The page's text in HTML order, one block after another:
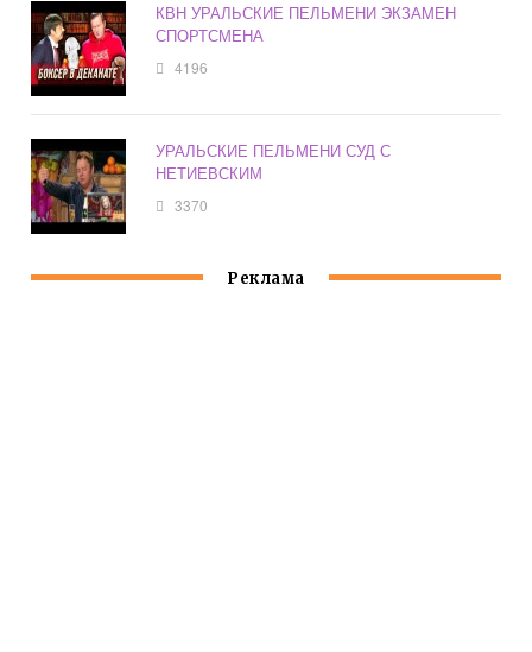
КВН УРАЛЬСКИЕ ПЕЛЬМЕНИ ЭКЗАМЕН
СПОРТСМЕНА
4196
УРАЛЬСКИЕ ПЕЛЬМЕНИ СУД С
НЕТИЕВСКИМ
3370
Реклама